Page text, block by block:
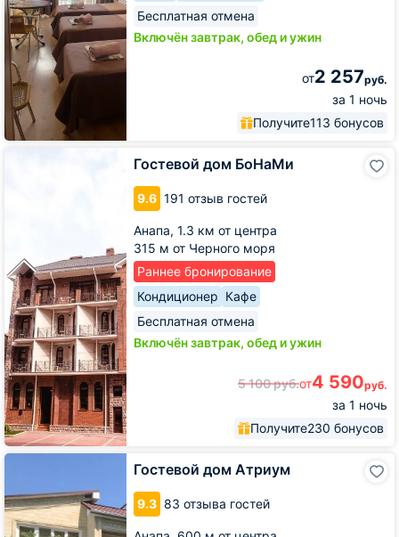
Бесплатная отмена
Включён завтрак, обед и ужин
от2 257руб.
за 1 ночь
Получите113 бонусов
Гостевой дом БоНаМи
9.6 191 отзыв гостей
Анапа, 1.3 км от центра
315 м от Черного моря
Раннее бронирование
Кондиционер Кафе
Бесплатная отмена
Включён завтрак, обед и ужин
5 100руб.от4 590руб.
за 1 ночь
Получите230 бонусов
Гостевой дом Атриум
9.3 83 отзыва гостей
Гостевой
Атриум